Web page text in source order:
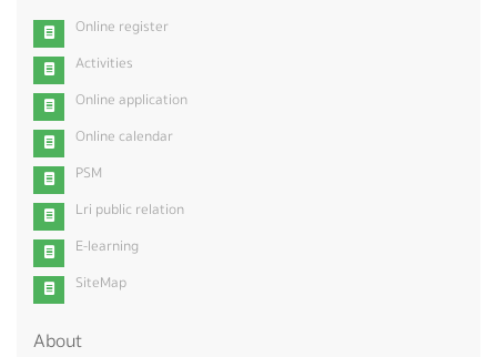
Online register
Activities
Online application
Online calendar
PSM
Lri public relation
E-learning
SiteMap
About